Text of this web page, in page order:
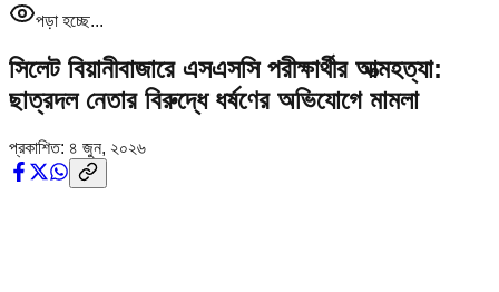
পড়া হচ্ছে...
সিলেট বিয়ানীবাজারে এসএসসি পরীক্ষার্থীর আত্মহত্যা:
ছাত্রদল নেতার বিরুদ্ধে ধর্ষণের অভিযোগে মামলা
প্রকাশিত: ৪ জুন, ২০২৬